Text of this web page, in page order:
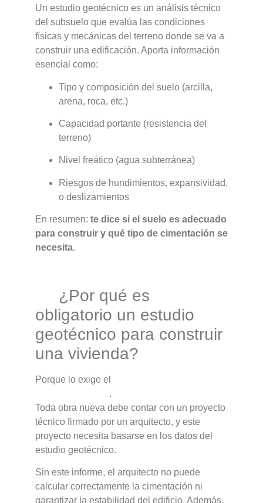
Un estudio geotécnico es un análisis técnico
del subsuelo que evalúa las condiciones
físicas y mecánicas del terreno donde se va a
construir una edificación. Aporta información
esencial como:
Tipo y composición del suelo (arcilla,
arena, roca, etc.)
Capacidad portante (resistencia del
terreno)
Nivel freático (agua subterránea)
Riesgos de hundimientos, expansividad,
o deslizamientos
En resumen: te dice si el suelo es adecuado
para construir y qué tipo de cimentación se
necesita.
¿Por qué es
obligatorio un estudio
geotécnico para construir
una vivienda?
Porque lo exige el
.
Toda obra nueva debe contar con un proyecto
técnico firmado por un arquitecto, y este
proyecto necesita basarse en los datos del
estudio geotécnico.
Sin este informe, el arquitecto no puede
calcular correctamente la cimentación ni
garantizar la estabilidad del edificio. Además,